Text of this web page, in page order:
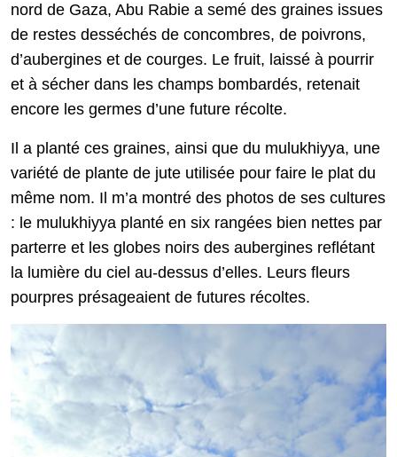
nord de Gaza, Abu Rabie a semé des graines issues
de restes desséchés de concombres, de poivrons,
d’aubergines et de courges. Le fruit, laissé à pourrir
et à sécher dans les champs bombardés, retenait
encore les germes d’une future récolte.
Il a planté ces graines, ainsi que du mulukhiyya, une
variété de plante de jute utilisée pour faire le plat du
même nom. Il m’a montré des photos de ses cultures
: le mulukhiyya planté en six rangées bien nettes par
parterre et les globes noirs des aubergines reflétant
la lumière du ciel au-dessus d’elles. Leurs fleurs
pourpres présageaient de futures récoltes.